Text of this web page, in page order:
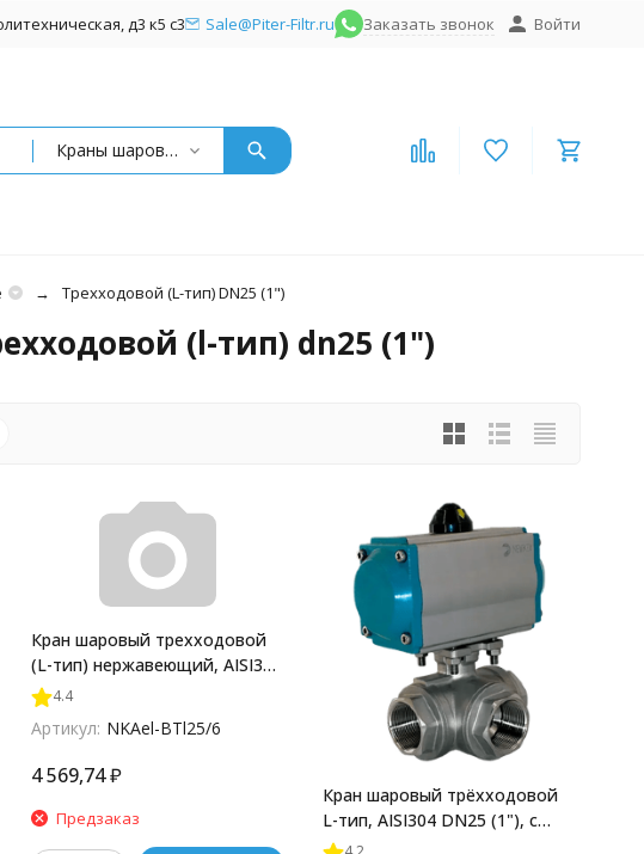
д3 к5 с3 Sale@Piter-Filtr.ru Заказать звонок Войти
Краны шаровые нержавеющие
Трехходовой (L-тип) DN25 (1")
(l-тип) dn25 (1")
Кран шаровый трехходовой
(L-тип) нержавеющий, AISI316
DN25 (1"), (CF8M), PN40,
NKAel-BTl25/6
4.4
Артикул: NKAel-BTl25/6
4 569,74 ₽
Предзаказ
Кран шаровый трёхходовой
L-тип, AISI304 DN25 (1"), с
двухсторонним